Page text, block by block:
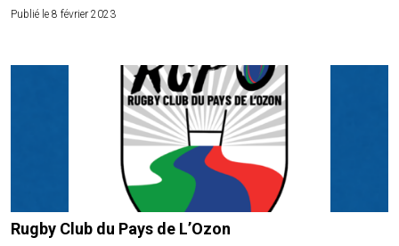
Publié le 8 février 2023
Rugby Club du Pays de L’Ozon